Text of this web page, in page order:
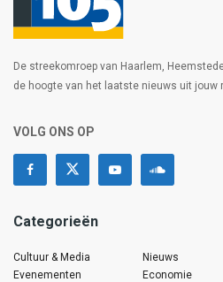
De streekomroep van Haarlem,
de hoogte van het laatste nieuws uit jouw
VOLG ONS OP
Categorieën
Cultuur & Media
Evenementen
Nieuws
Economie